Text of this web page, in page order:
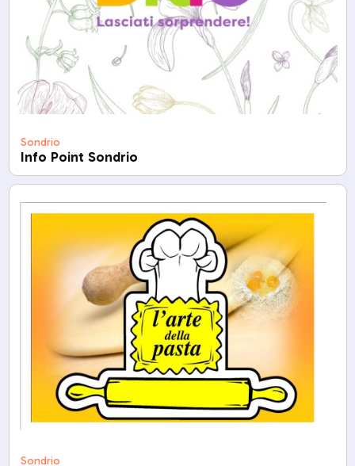
Sondrio
Info Point Sondrio
Sondrio